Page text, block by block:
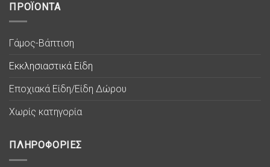
ΠΡΟΪΟΝΤΑ
Γάμος-Βάπτιση
Εκκλησιαστικά Είδη
Εποχιακά Είδη/Είδη Δώρου
Χωρίς κατηγορία
ΠΛΗΡΟΦΟΡΙΕΣ